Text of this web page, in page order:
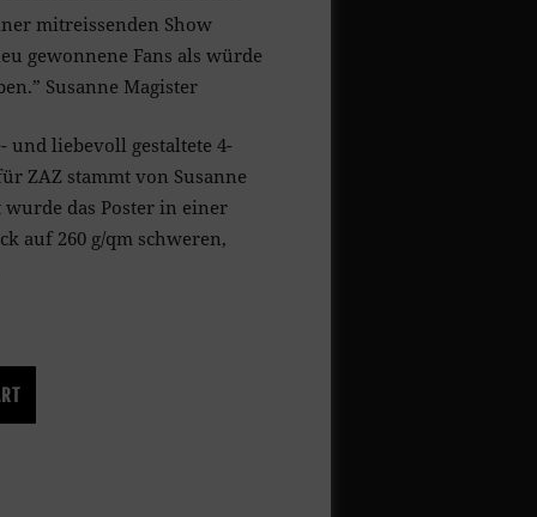
mitreissenden Show
gewonnene Fans als würde
Susanne Magister
und liebevoll gestaltete 4-
ZAZ stammt von Susanne
wurde das Poster in einer
auf 260 g/qm schweren,